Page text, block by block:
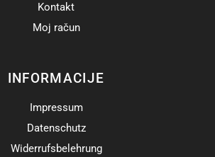
Kontakt
Moj račun
INFORMACIJE
Impressum
Datenschutz
Widerrufsbelehrung